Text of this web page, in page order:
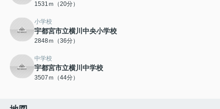
1531ｍ（20分）
小学校
宇都宮市立横川中央小学校
2848ｍ（36分）
中学校
宇都宮市立横川中学校
3507ｍ（44分）